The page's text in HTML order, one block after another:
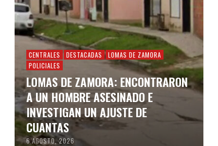
CENTRALES DESTACADAS
LOMAS DE ZAMORA
POLICIALES
LOMAS DE ZAMORA: ENCONTRARON
A UN HOMBRE ASESINADO E
INVESTIGAN UN AJUSTE DE
CUANTAS
6 AGOSTO, 2026